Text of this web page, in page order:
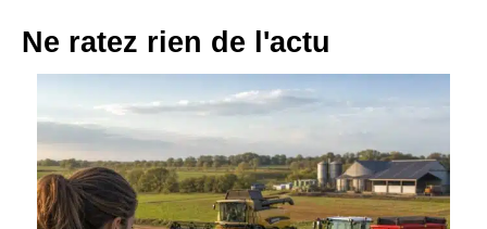
Ne ratez rien de l'actu